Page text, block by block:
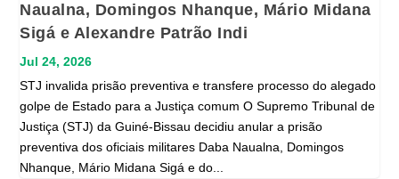
Naualna, Domingos Nhanque, Mário Midana
Sigá e Alexandre Patrão Indi
Jul 24, 2026
STJ invalida prisão preventiva e transfere processo do alegado
golpe de Estado para a Justiça comum O Supremo Tribunal de
Justiça (STJ) da Guiné-Bissau decidiu anular a prisão
preventiva dos oficiais militares Daba Naualna, Domingos
Nhanque, Mário Midana Sigá e do...